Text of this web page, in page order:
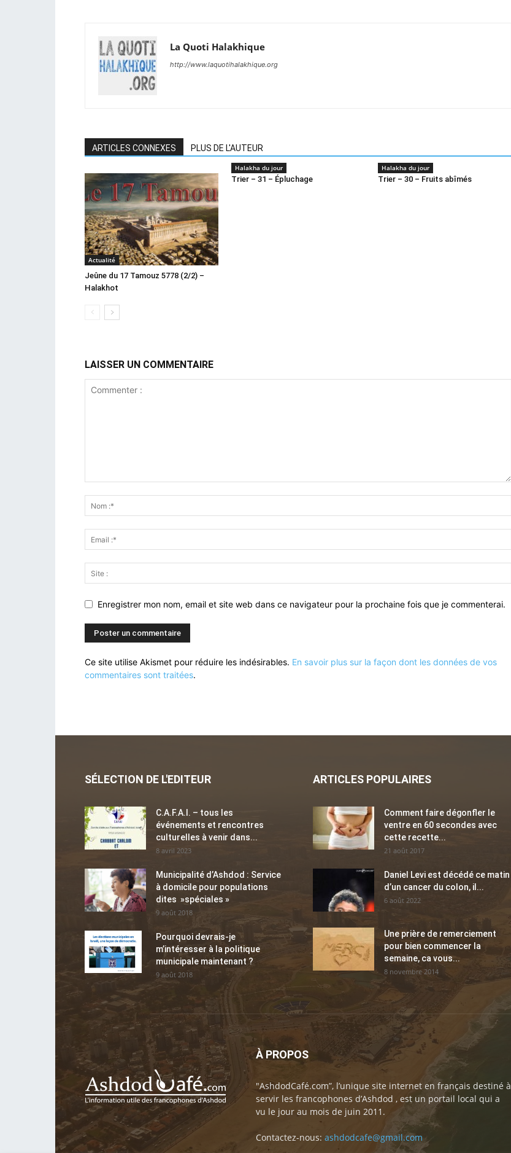
La Quoti Halakhique
http://www.laquotihalakhique.org
ARTICLES CONNEXES PLUS DE L'AUTEUR
Actualité
Jeûne du 17 Tamouz 5778 (2/2) –
Halakhot
Halakha du jour
Trier – 31 – Épluchage
Halakha du jour
Trier – 30 – Fruits abîmés
LAISSER UN COMMENTAIRE
Enregistrer mon nom, email et site web dans ce navigateur pour la prochaine fois que je commenterai.
Ce site utilise Akismet pour réduire les indésirables. En savoir plus sur la façon dont les données de vos
commentaires sont traitées.
SÉLECTION DE L'EDITEUR
C.A.F.A.I. – tous les
événements et rencontres
culturelles à venir dans...
8 avril 2023
Municipalité d’Ashdod : Service
à domicile pour populations
dites »spéciales »
9 août 2018
Pourquoi devrais-je
m’intéresser à la politique
municipale maintenant ?
9 août 2018
ARTICLES POPULAIRES
Comment faire dégonfler le
ventre en 60 secondes avec
cette recette...
21 août 2017
Daniel Levi est décédé ce matin
d’un cancer du colon, il...
6 août 2022
Une prière de remerciement
pour bien commencer la
semaine, ca vous...
8 novembre 2014
À PROPOS
"AshdodCafé.com”, l’unique site internet en français destiné à
servir les francophones d’Ashdod , est un portail local qui a
vu le jour au mois de juin 2011.
Contactez-nous: ashdodcafe@gmail.com